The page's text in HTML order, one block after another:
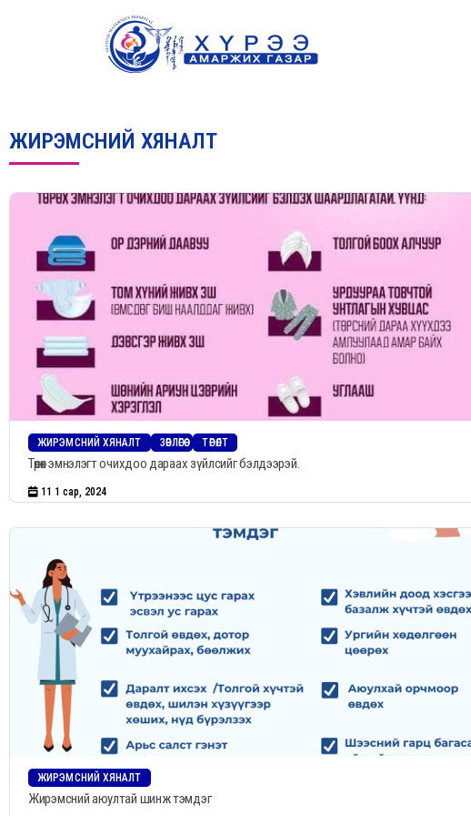
ЖИРЭМСНИЙ ХЯНАЛТ
ЖИРЭМСНИЙ ХЯНАЛТ ЗӨВЛӨГӨӨ ТӨРӨЛТ
Төрөх эмнэлэгт очихдоо дараах зүйлсийг бэлдээрэй.
11 1 сар, 2024
ЖИРЭМСНИЙ ХЯНАЛТ
Жирэмсний аюултай шинж тэмдэг